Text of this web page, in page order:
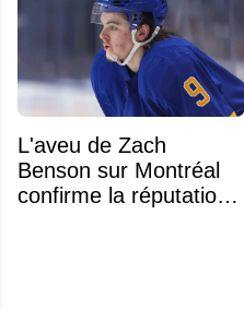
L'aveu de Zach
Benson sur Montréal
confirme la réputation